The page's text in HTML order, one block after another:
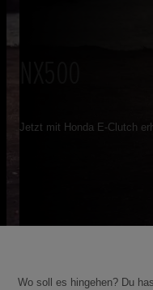
Jetzt mit Honda E-Clutch
Wo soll es hingehen? Du